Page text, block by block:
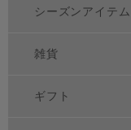
シーズンアイテム
雑貨
ギフト